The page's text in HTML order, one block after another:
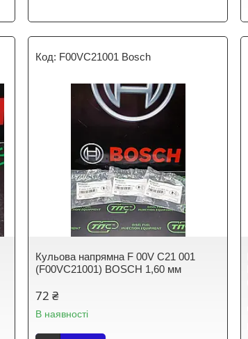
F00VC21001 Bosch
Кульова напрямна F 00V C21 001
(F00VC21001) BOSCH 1,60 мм
72 ₴
В наявності